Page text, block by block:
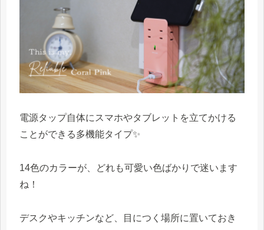
電源タップ自体にスマホやタブレットを立てかける
ことができる多機能タイプ✨
14色のカラーが、どれも可愛い色ばかりで迷います
ね！
デスクやキッチンなど、目につく場所に置いておき